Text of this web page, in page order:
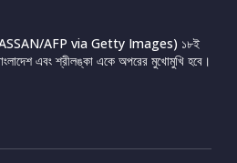
AFP via Getty Images) ১৮ই
এবং শ্রীলঙ্কা একে অপরের মুখোমুখি হবে।